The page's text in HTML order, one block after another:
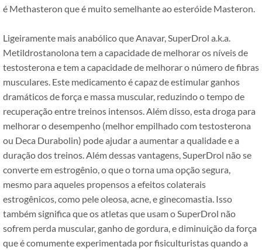
é Methasteron que é muito semelhante ao esteróide Masteron.
Ligeiramente mais anabólico que Anavar, SuperDrol a.k.a.
Metildrostanolona tem a capacidade de melhorar os níveis de
testosterona e tem a capacidade de melhorar o número de fibras
musculares. Este medicamento é capaz de estimular ganhos
dramáticos de força e massa muscular, reduzindo o tempo de
recuperação entre treinos intensos. Além disso, esta droga para
melhorar o desempenho (melhor empilhado com testosterona
ou Deca Durabolin) pode ajudar a aumentar a qualidade e a
duração dos treinos. Além dessas vantagens, SuperDrol não se
converte em estrogênio, o que o torna uma opção segura,
mesmo para aqueles propensos a efeitos colaterais
estrogênicos, como pele oleosa, acne, e ginecomastia. Isso
também significa que os atletas que usam o SuperDrol não
sofrem perda muscular, ganho de gordura, e diminuição da força
que é comumente experimentada por fisiculturistas quando a